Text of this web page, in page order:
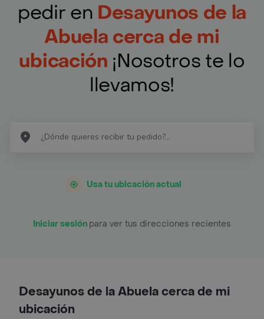
pedir en Desayunos de la
Abuela cerca de mi
ubicación ¡Nosotros te lo
llevamos!
Usa tu ubicación actual
Iniciar sesión para ver tus direcciones recientes
Desayunos de la Abuela cerca de mi
ubicación